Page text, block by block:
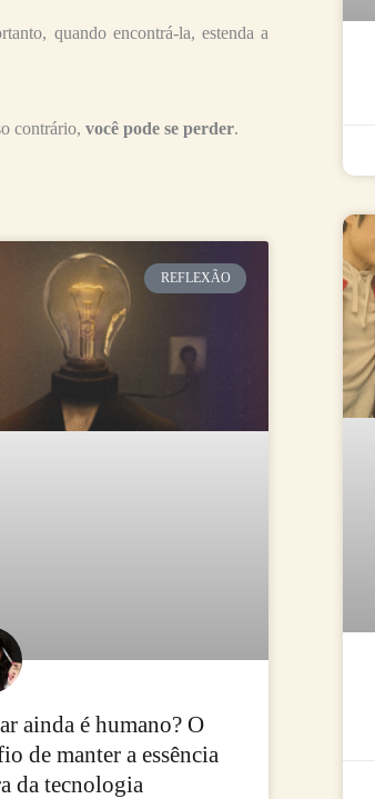
quando encontrá-la, estenda a
contrário, você pode se perder.
REFLEXÃO
ainda é humano? O
de manter a essência
da tecnologia